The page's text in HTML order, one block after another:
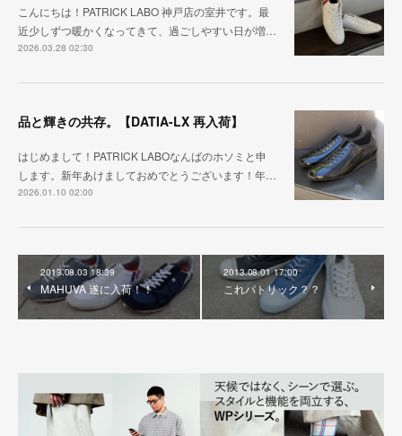
こんにちは！PATRICK LABO 神戸店の室井です。最
近少しずつ暖かくなってきて、過ごしやすい日が増…
2026.03.28 02:30
品と輝きの共存。【DATIA-LX 再入荷】
はじめまして！PATRICK LABOなんばのホソミと申
します。新年あけましておめでとうございます！年…
2026.01.10 02:00
2013.08.03 18:39
MAHUVA 遂に入荷！！
2013.08.01 17:00
これパトリック？？